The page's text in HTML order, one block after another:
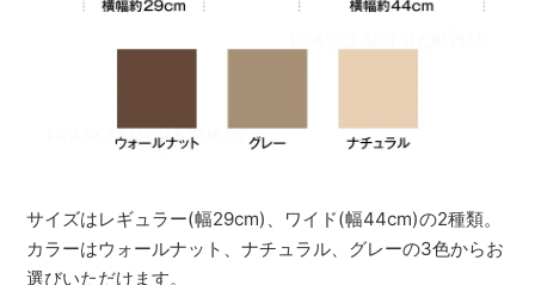
サイズはレギュラー(幅29cm)、ワイド(幅44cm)の2種類。
カラーはウォールナット、ナチュラル、グレーの3色からお
選びいただけます。